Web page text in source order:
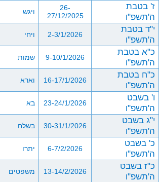
ז' בטבת
ה'תשפ"ו
26-
27/12/2025
ויגש
י"ד בטבת
ה'תשפ"ו
2-3/1/2026 ויחי
כ"א בטבת
ה'תשפ"ו
9-10/1/2026 שמות
כ"ח בטבת
ה'תשפ"ו
16-17/1/2026 וארא
ו' בשבט
ה'תשפ"ו
23-24/1/2026 בא
י"ג בשבט
ה'תשפ"ו
30-31/1/2026 בשלח
כ' בשבט
ה'תשפ"ו
6-7/2/2026 יתרו
כ"ז בשבט
ה'תשפ"ו
13-14/2/2026 משפטים